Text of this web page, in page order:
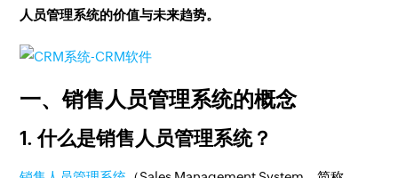
人员管理系统的价值与未来趋势。
一、销售人员管理系统的概念
1. 什么是销售人员管理系统？